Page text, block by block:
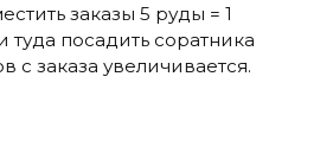
заказы 5 руды = 1
туда посадить соратника
с заказа увеличивается.